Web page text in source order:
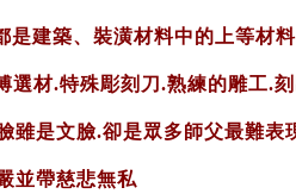
是建築、裝潢材料中的上等材料
選材.特殊彫刻刀.熟練的雕工.
是文臉.卻是眾多師父最難表
並帶慈悲無私